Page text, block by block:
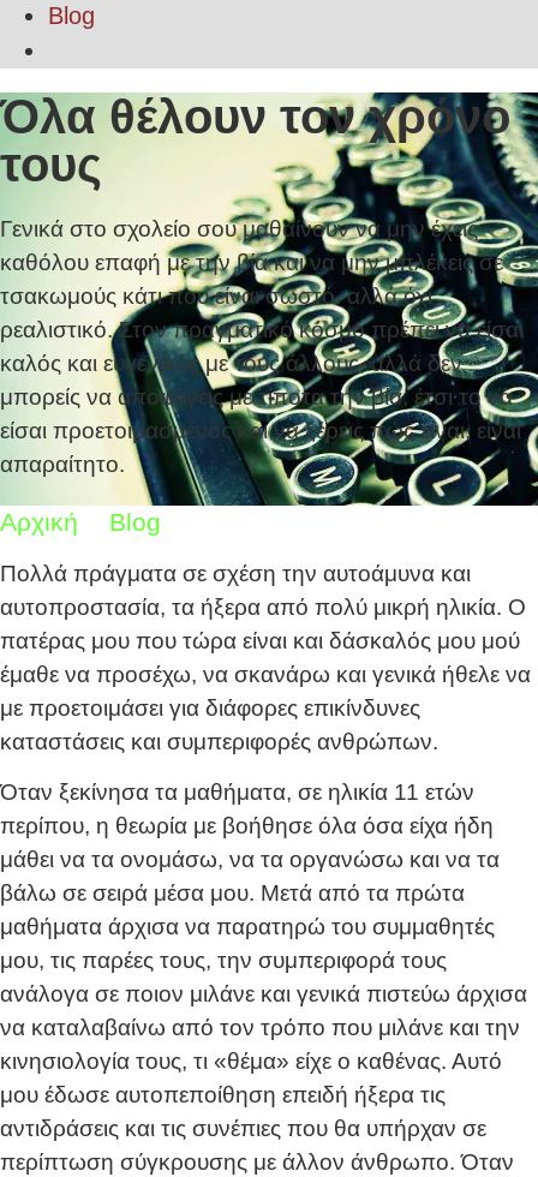
Blog
Όλα θέλουν τον χρόνο
τους
Γενικά στο σχολείο σου μαθαίνουν να μην έχεις
καθόλου επαφή με την βία και να μην μπλέκεις σε
τσακωμούς κάτι που είναι σωστό, αλλά όχι
ρεαλιστικό. Στον πραγματικό κόσμο πρέπει να είσαι
καλός και ευγενικός με τους άλλους, αλλά δεν
μπορείς να αποφύγεις με τίποτα την βία, έτσι το να
είσαι προετοιμασμένος και να ξέρεις πώς είναι, είναι
απαραίτητο.
Αρχική Blog
Πολλά πράγματα σε σχέση την αυτοάμυνα και
αυτοπροστασία, τα ήξερα από πολύ μικρή ηλικία. Ο
πατέρας μου που τώρα είναι και δάσκαλός μου μού
έμαθε να προσέχω, να σκανάρω και γενικά ήθελε να
με προετοιμάσει για διάφορες επικίνδυνες
καταστάσεις και συμπεριφορές ανθρώπων.
Όταν ξεκίνησα τα μαθήματα, σε ηλικία 11 ετών
περίπου, η θεωρία με βοήθησε όλα όσα είχα ήδη
μάθει να τα ονομάσω, να τα οργανώσω και να τα
βάλω σε σειρά μέσα μου. Μετά από τα πρώτα
μαθήματα άρχισα να παρατηρώ του συμμαθητές
μου, τις παρέες τους, την συμπεριφορά τους
ανάλογα σε ποιον μιλάνε και γενικά πιστεύω άρχισα
να καταλαβαίνω από τον τρόπο που μιλάνε και την
κινησιολογία τους, τι «θέμα» είχε ο καθένας. Αυτό
μου έδωσε αυτοπεποίθηση επειδή ήξερα τις
αντιδράσεις και τις συνέπιες που θα υπήρχαν σε
περίπτωση σύγκρουσης με άλλον άνθρωπο. Όταν